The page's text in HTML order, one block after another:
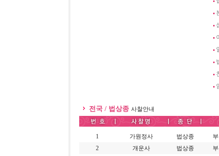
전국 / 법상종 사찰안내
1 가원정사 법상종
2
개운사 법상종